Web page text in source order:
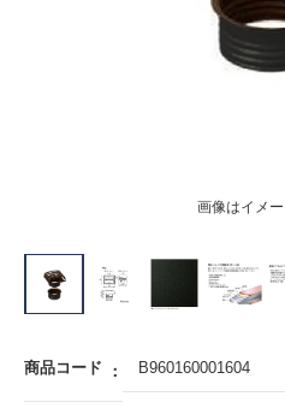
画像はイメー
商品コード B960160001604